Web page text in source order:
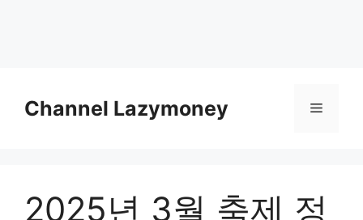
contentChannel Lazymoney Menu
2025년 3월 축제 정